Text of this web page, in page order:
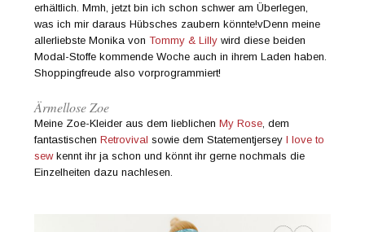
erhältlich. Mmh, jetzt bin ich schon schwer am Überlegen,
was ich mir daraus Hübsches zaubern könnte!vDenn meine
allerliebste Monika vonTommy & Lilly wird diese beiden
Modal-Stoffe kommende Woche auch in ihrem Laden haben.
Shoppingfreude also vorprogrammiert!
Ärmellose Zoe
Meine Zoe-Kleider aus dem lieblichenMy Rose , dem
fantastischenRetrovival sowie dem StatementjerseyI love to
sewkennt ihr ja schon und könnt ihr gerne nochmals die
Einzelheiten dazu nachlesen.